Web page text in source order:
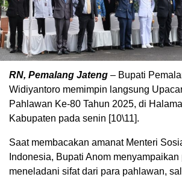
RN, Pemalang Jateng – Bupati
Widiyantoro memimpin langsung
Pahlawan Ke-80 Tahun 2025, di
Kabupaten pada senin [10\11].
Saat membacakan amanat Menteri
Indonesia, Bupati Anom
meneladani sifat dari para pahlawan,